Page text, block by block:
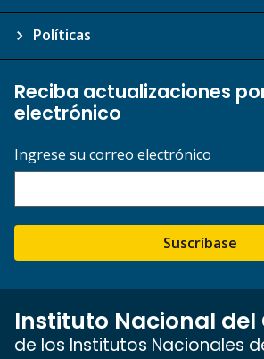
Políticas
Reciba actualizaciones
electrónico
Ingrese su correo electrónico
Suscríbase
Instituto Nacional del
de los Institutos Nacionales